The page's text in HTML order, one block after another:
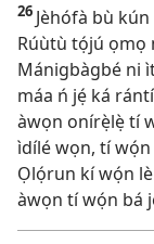
26 Jèhófà bù
Rúùtù tọ́jú ọmọ
Mánigbàgbé ni
máa ń jẹ́ ká
àwọn onírẹ̀lẹ̀ tí
ìdílé wọn, tí
Ọlọ́run kí wọ́n
àwọn tí wọ́n bá